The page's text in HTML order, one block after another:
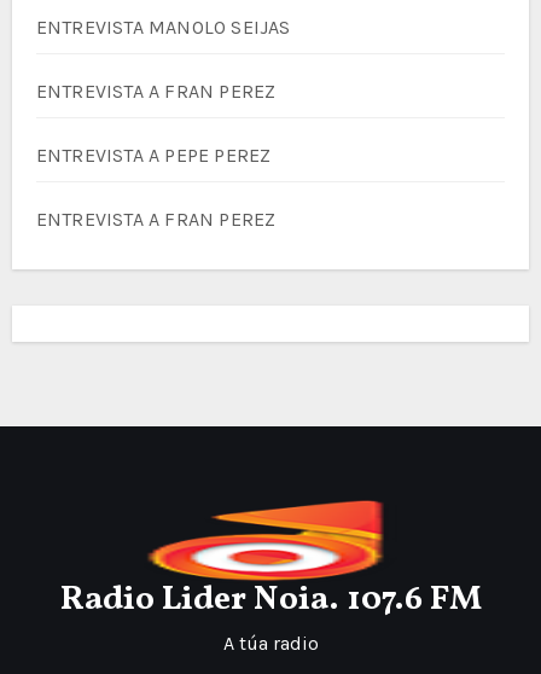
ENTREVISTA MANOLO SEIJAS
ENTREVISTA A FRAN PEREZ
ENTREVISTA A PEPE PEREZ
ENTREVISTA A FRAN PEREZ
Radio Lider Noia. 107.6 FM
A túa radio